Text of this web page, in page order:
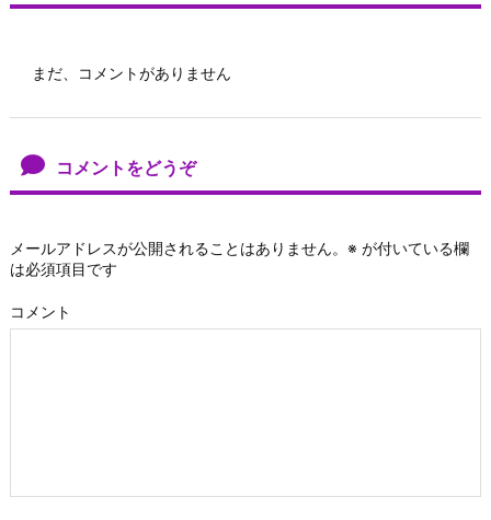
まだ、コメントがありません
コメントをどうぞ
メールアドレスが公開されることはありません。 ※ が付いている欄
は必須項目です
コメント